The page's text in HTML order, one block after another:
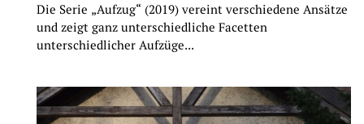
Die Serie „Aufzug“ (2019) vereint verschiedene Ansätze
und zeigt ganz unterschiedliche Facetten
unterschiedlicher Aufzüge...